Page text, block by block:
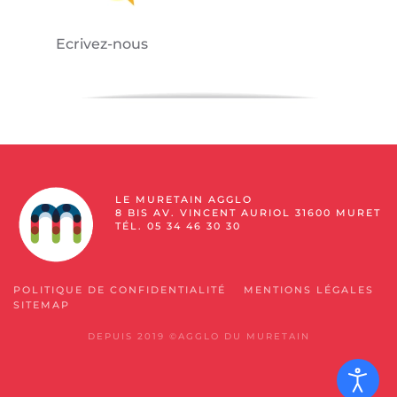
Ecrivez-nous
LE MURETAIN AGGLO
8 BIS AV. VINCENT AURIOL 31600 MURET
TÉL. 05 34 46 30 30
POLITIQUE DE CONFIDENTIALITÉ
MENTIONS LÉGALES
SITEMAP
DEPUIS 2019 ©AGGLO DU MURETAIN